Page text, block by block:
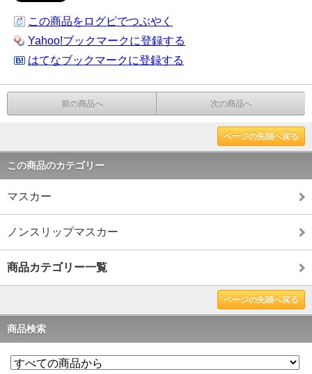
この商品をログピでつぶやく
Yahoo!ブックマークに登録する
はてなブックマークに登録する
前の商品へ 次の商品へ
ページの先頭へ戻る
この商品のカテゴリー
マスカー
ノンスリップマスカー
商品カテゴリー一覧
ページの先頭へ戻る
商品検索